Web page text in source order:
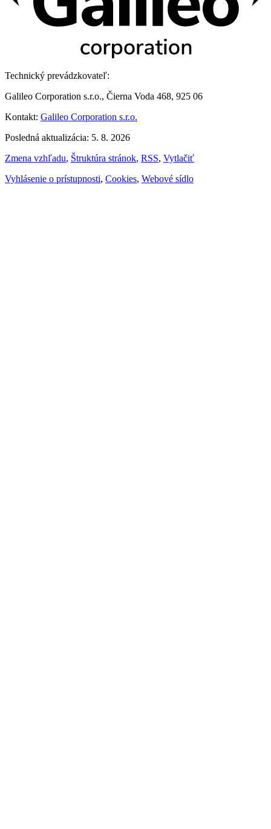
Technický prevádzkovateľ:
Galileo Corporation s.r.o., Čierna Voda 468, 925 06
Kontakt: Galileo Corporation s.r.o.
Posledná aktualizácia: 5. 8. 2026
Zmena vzhľadu, Štruktúra stránok, RSS, Vytlačiť
Vyhlásenie o prístupnosti, Cookies, Webové sídlo